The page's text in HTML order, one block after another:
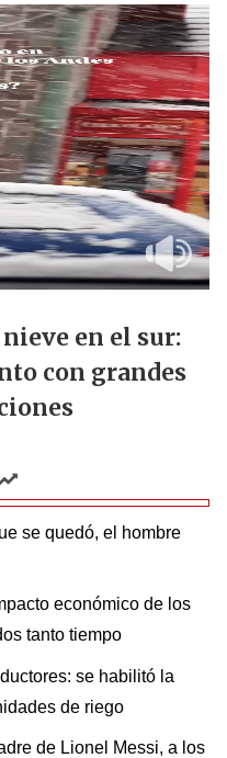
nieve en el sur:
con grandes
se quedó, el hombre
económico de los
tanto tiempo
se habilitó la
de riego
de Lionel Messi, a los